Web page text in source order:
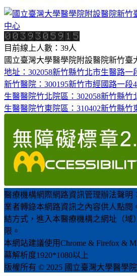
目前線上人數：39人
國立臺灣大學醫學院附設醫院新竹臺
地址：302058新竹縣竹北市生醫路一
新竹醫院：300195新竹市經國路一段
生醫醫院竹北院區：302058新竹縣竹
生醫醫院竹東院區：310402新竹縣竹
醫療機構網際網路資訊管理辦法聲明
業者轉錄本網路資訊之內容供人點閱
結方式，進入本醫療機構之網址（域
限。
本網站建議使用Chrome & Firefox &
幕解析度1920*1080以上
版權所有 © 2025 國立臺灣大學醫學